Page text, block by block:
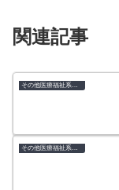
関連記事
その他医療福祉系検定・資格